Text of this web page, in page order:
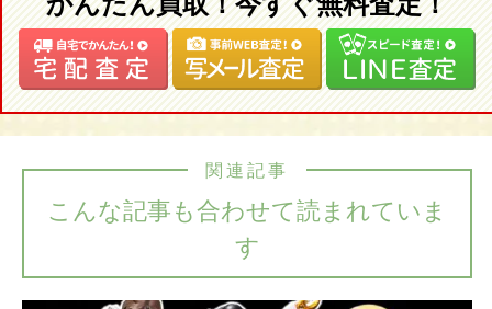
こんな記事も合わせて読まれていま
す
関連記事